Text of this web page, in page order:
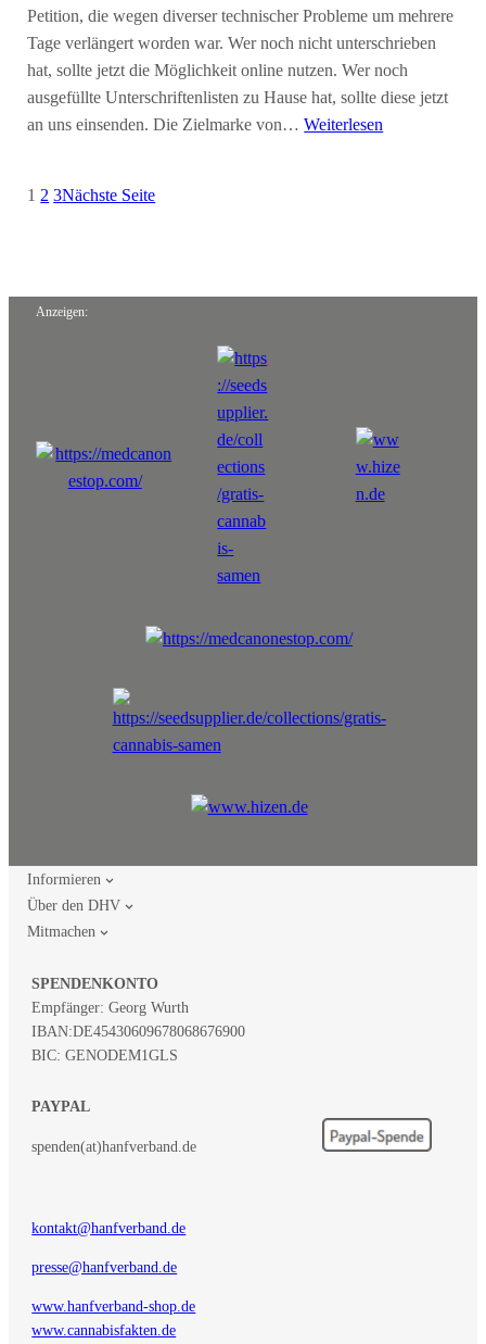
Petition, die wegen diverser technischer Probleme um mehrere
Tage verlängert worden war. Wer noch nicht unterschrieben
hat, sollte jetzt die Möglichkeit online nutzen. Wer noch
ausgefüllte Unterschriftenlisten zu Hause hat, sollte diese jetzt
an uns einsenden. Die Zielmarke von…Weiterlesen
1 2 3Nächste Seite
Anzeigen:
Informieren
Über den DHV
Mitmachen
SPENDENKONTO
Empfänger: Georg Wurth
IBAN:DE45430609678068676900
BIC: GENODEM1GLS
PAYPAL
spenden(at)hanfverband.de
kontakt@hanfverband.de
presse@hanfverband.de
www.hanfverband-shop.de
www.cannabisfakten.de